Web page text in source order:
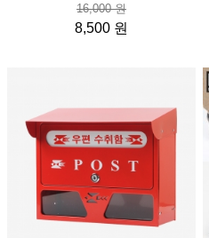
16,000 원
8,500 원